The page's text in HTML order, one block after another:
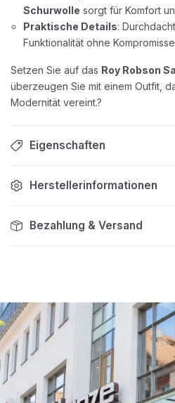
Schurwolle sorgt für Komfort
Praktische Details:
Funktionalität ohne
Setzen Sie auf das Roy Robson
überzeugen Sie mit einem Outfit,
Modernität vereint.?
Eigenschaften
Herstellerinformationen
Bezahlung & Versand